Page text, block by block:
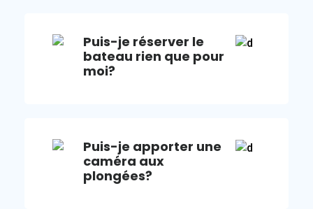
Puis-je réserver le
bateau rien que pour
moi?
Puis-je apporter une
caméra aux
plongées?